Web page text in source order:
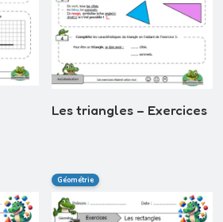
Les triangles – Exercices
Géométrie